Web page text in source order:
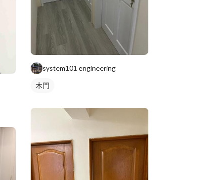
system101 engineering
木門